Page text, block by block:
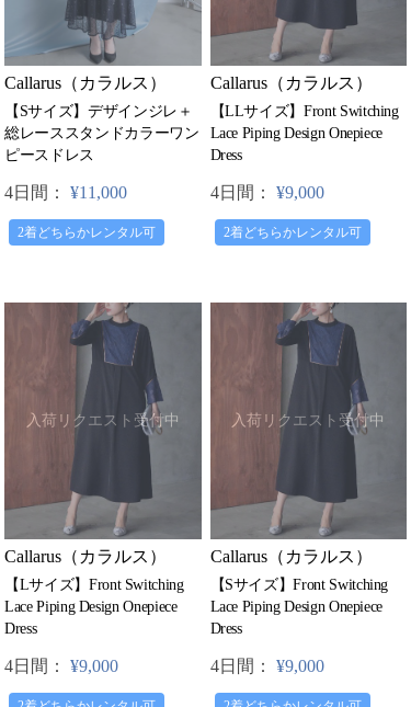
Callarus（カラルス）
【Sサイズ】デザインジレ＋
総レーススタンドカラーワン
ピースドレス
4日間： ¥11,000
2着どちらかレンタル可
Callarus（カラルス）
【LLサイズ】Front Switching
Lace Piping Design Onepiece
Dress
4日間： ¥9,000
2着どちらかレンタル可
入荷リクエスト受付中
Callarus（カラルス）
【Lサイズ】Front Switching
Lace Piping Design Onepiece
Dress
4日間： ¥9,000
入荷リクエスト受付中
Callarus（カラルス）
【Sサイズ】Front Switching
Lace Piping Design Onepiece
Dress
4日間： ¥9,000